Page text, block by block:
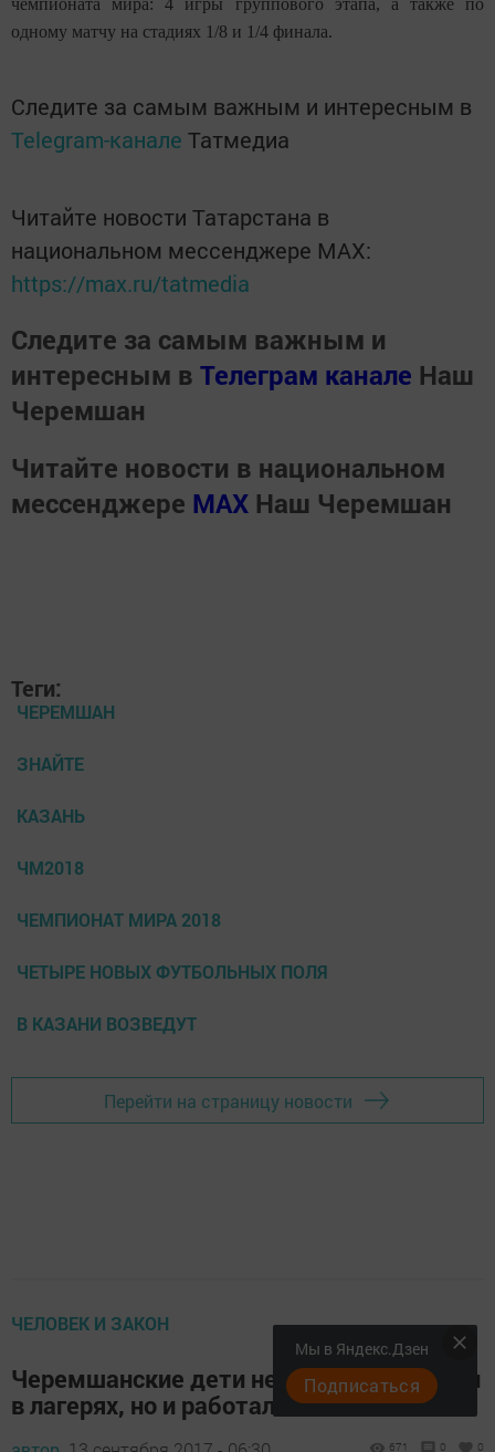
чемпионата мира: 4 игры группового этапа, а также по
одному матчу на стадиях 1/8 и 1/4 финала.
Следите за самым важным и интересным в
Telegram-канале Татмедиа
Читайте новости Татарстана в
национальном мессенджере MАХ:
https://max.ru/tatmedia
Следите за самым важным и
интересным в Телеграм канале Наш
Черемшан
Читайте новости в национальном
мессенджере MАХ Наш Черемшан
Теги:
ЧЕРЕМШАН
ЗНАЙТЕ
КАЗАНЬ
ЧМ2018
ЧЕМПИОНАТ МИРА 2018
ЧЕТЫРЕ НОВЫХ ФУТБОЛЬНЫХ ПОЛЯ
В КАЗАНИ ВОЗВЕДУТ
Перейти на страницу новости
ЧЕЛОВЕК И ЗАКОН
Черемшанские дети не только отдыхали
в лагерях, но и работали
671 0 0
Мы в Яндекс.Дзен
Подписаться